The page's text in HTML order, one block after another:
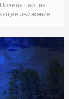
партия
движение